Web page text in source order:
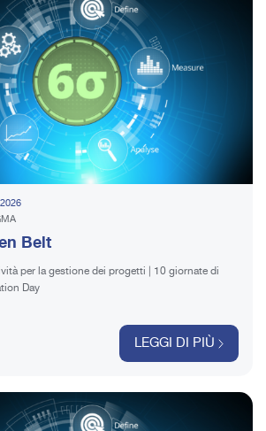
Belt
per la gestione dei progetti | 10 giornate di
Day
LEGGI DI PIÙ